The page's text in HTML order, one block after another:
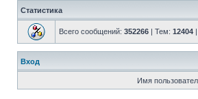
Статистика
Всего сообщений: 352266 | Тем: 12404
Вход
Имя